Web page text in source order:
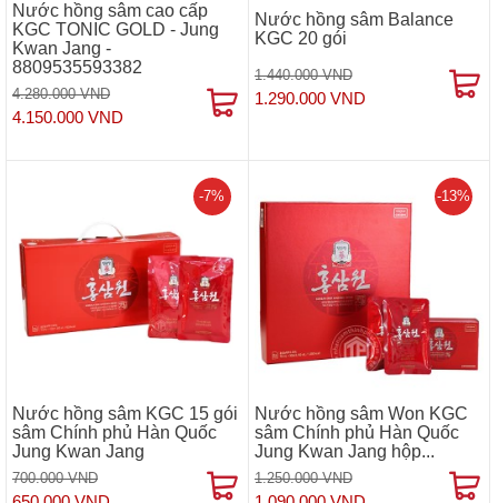
Nước hồng sâm cao cấp
KGC TONIC GOLD - Jung
Kwan Jang -
8809535593382
4.280.000 VND
4.150.000 VND
Nước hồng sâm Balance
KGC 20 gói
1.440.000 VND
1.290.000 VND
Nước hồng sâm KGC 15 gói
sâm Chính phủ Hàn Quốc
Jung Kwan Jang
700.000 VND
-7%
Nước hồng sâm Won KGC
sâm Chính phủ Hàn Quốc
Jung Kwan Jang hộp...
1.250.000 VND
-13%